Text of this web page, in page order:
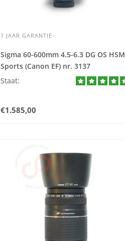
1 JAAR GARANTIE-
Sigma 60-600mm 4.5-6.3 DG OS HSM
Sports (Canon EF) nr. 3137
Staat:
€1.585,00